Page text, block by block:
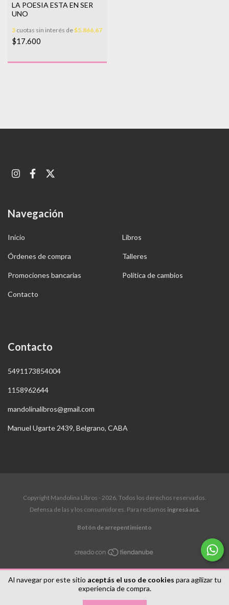
Al navegar por este sitio aceptás el uso de cookies para agilizar tu
experiencia de compra.
LA POESIA ESTA EN SER
UNO
3 cuotas sin interés de$5.866,67
$17.600
Navegación
Inicio Libros
Órdenes de compra Talleres
Promociones bancarias Política de cambios
Contacto
Contacto
5491173854004
1158962644
mandolinalibros@gmail.com
Manuel Ugarte 2439, Belgrano, CABA
Copyright Mandolina Libros - 2026. Todos los derechos reservados.
Defensa de las y los consumidores. Para reclamos ingresá acá.
Botón de arrepentimiento